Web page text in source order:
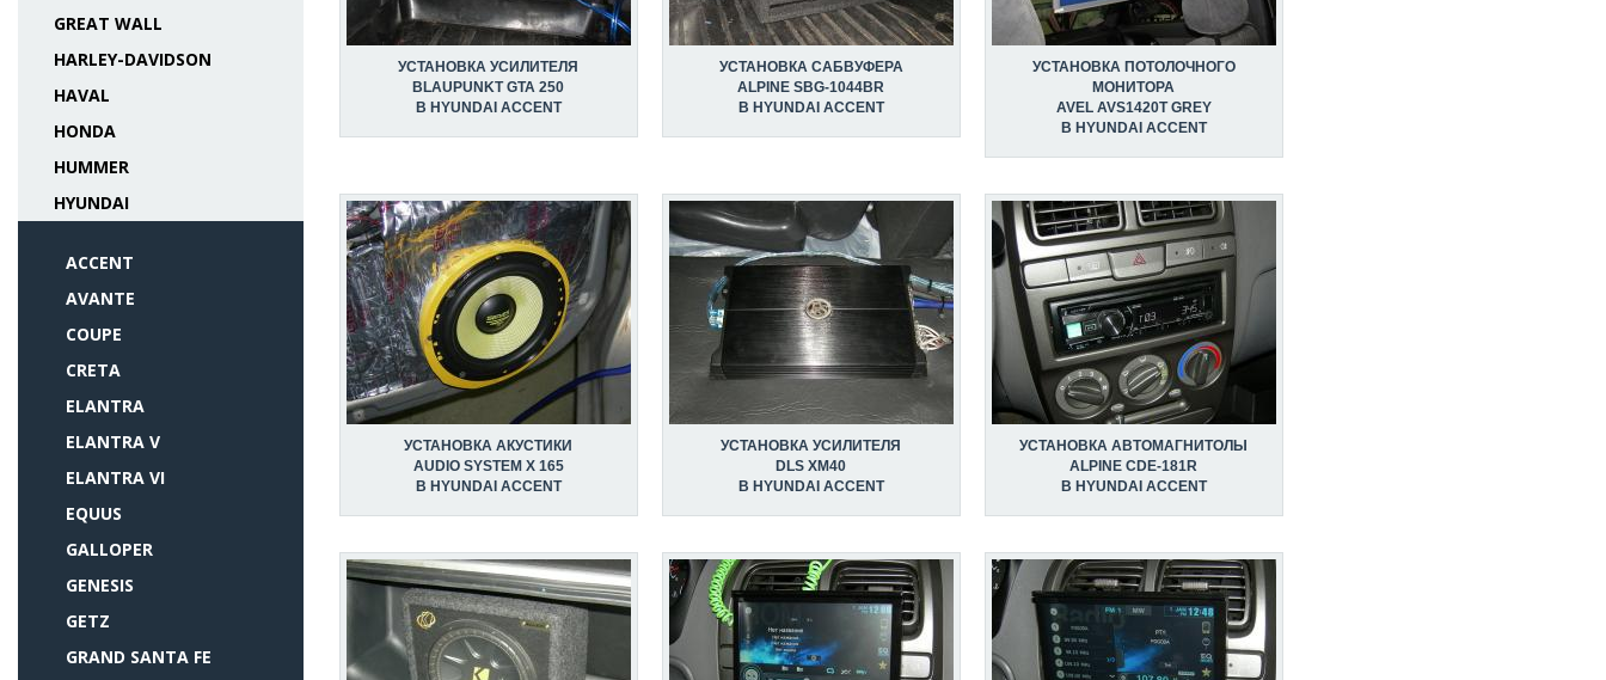
GREAT WALL
HARLEY-DAVIDSON
HAVAL
HONDA
HUMMER
HYUNDAI
ACCENT
AVANTE
COUPE
CRETA
ELANTRA
ELANTRA V
ELANTRA VI
EQUUS
GALLOPER
GENESIS
GETZ
GRAND SANTA FE
УСТАНОВКА УСИЛИТЕЛЯ
BLAUPUNKT GTA 250
В HYUNDAI ACCENT
УСТАНОВКА САБВУФЕРА
ALPINE SBG-1044BR
В HYUNDAI ACCENT
УСТАНОВКА ПОТОЛОЧНОГО
МОНИТОРА
AVEL AVS1420T GREY
В HYUNDAI ACCENT
УСТАНОВКА АКУСТИКИ
AUDIO SYSTEM X 165
В HYUNDAI ACCENT
УСТАНОВКА УСИЛИТЕЛЯ
DLS XM40
В HYUNDAI ACCENT
УСТАНОВКА АВТОМАГНИТОЛЫ
ALPINE CDE-181R
В HYUNDAI ACCENT